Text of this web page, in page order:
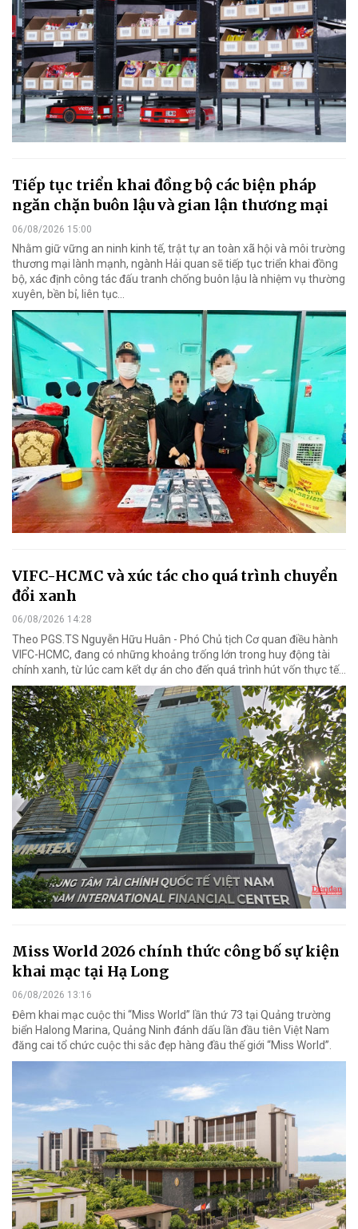
Tiếp tục triển khai đồng bộ các biện pháp
ngăn chặn buôn lậu và gian lận thương mại
06/08/2026 15:00
Nhằm giữ vững an ninh kinh tế, trật tự an toàn xã hội và môi trường
thương mại lành mạnh, ngành Hải quan sẽ tiếp tục triển khai đồng
bộ, xác định công tác đấu tranh chống buôn lậu là nhiệm vụ thường
xuyên, bền bỉ, liên tục…
VIFC-HCMC và xúc tác cho quá trình chuyển
đổi xanh
06/08/2026 14:28
Theo PGS.TS Nguyễn Hữu Huân - Phó Chủ tịch Cơ quan điều hành
VIFC-HCMC, đang có những khoảng trống lớn trong huy động tài
chính xanh, từ lúc cam kết dự án cho đến quá trình hút vốn thực tế...
Miss World 2026 chính thức công bố sự kiện
khai mạc tại Hạ Long
06/08/2026 13:16
Đêm khai mạc cuộc thi “Miss World” lần thứ 73 tại Quảng trường
biển Halong Marina, Quảng Ninh đánh dấu lần đầu tiên Việt Nam
đăng cai tổ chức cuộc thi sắc đẹp hàng đầu thế giới “Miss World”.